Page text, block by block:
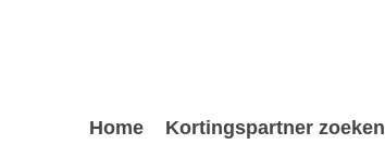
Home Kortingspartner zoeken